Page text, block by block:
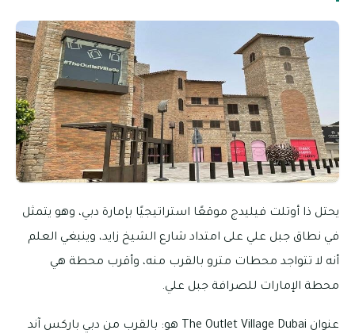
يحتل ذا أوتلت فيليدج موقعًا استراتيجيًا بإمارة دبي، وهو يتمثل
في نطاق جبل علي على امتداد شارع الشيخ زايد، وينبغي العلم
أنه لا تتواجد محطات مترو بالقرب منه، وأقرب محطة هي
محطة الإمارات للصرافة جبل علي.
عنوان The Outlet Village Dubai هو: بالقرب من دبي باركس آند